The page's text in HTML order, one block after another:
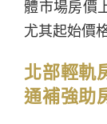
體市場房價
尤其起始價
北部輕軌
通補強助